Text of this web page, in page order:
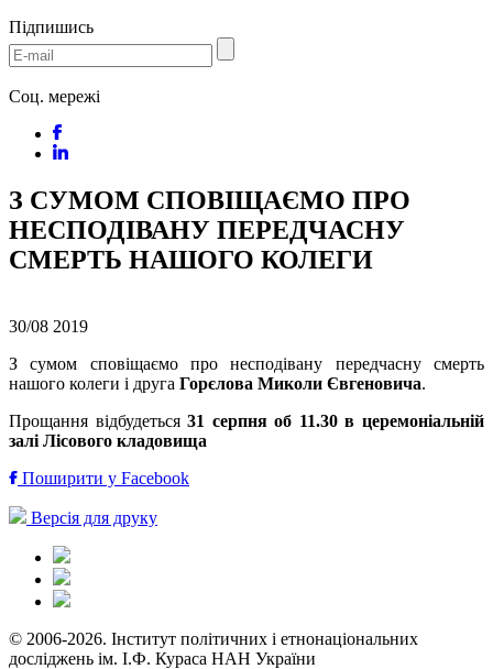
Підпишись
Соц. мережі
З СУМОМ СПОВІЩАЄМО ПРО
НЕСПОДІВАНУ ПЕРЕДЧАСНУ
СМЕРТЬ НАШОГО КОЛЕГИ
30/08 2019
З сумом сповіщаємо про несподівану передчасну смерть
нашого колеги і друга Горєлова Миколи Євгеновича.
Прощання відбудеться31 серпня об 11.30 в церемоніальній
залі Лісового кладовища
Поширити у Facebook
Версія для друку
© 2006-2026. Інститут політичних і етнонаціональних
досліджень ім. І.Ф. Кураса НАН України